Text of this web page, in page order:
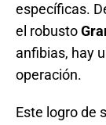
específicas.
el robusto
anfibias, hay
operación.
Este logro de